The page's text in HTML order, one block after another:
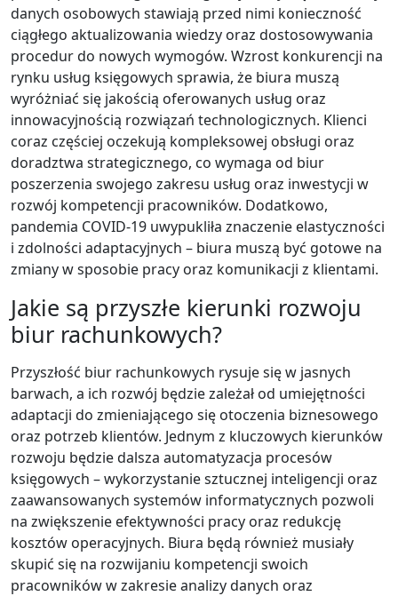
danych osobowych stawiają przed nimi konieczność
ciągłego aktualizowania wiedzy oraz dostosowywania
procedur do nowych wymogów. Wzrost konkurencji na
rynku usług księgowych sprawia, że biura muszą
wyróżniać się jakością oferowanych usług oraz
innowacyjnością rozwiązań technologicznych. Klienci
coraz częściej oczekują kompleksowej obsługi oraz
doradztwa strategicznego, co wymaga od biur
poszerzenia swojego zakresu usług oraz inwestycji w
rozwój kompetencji pracowników. Dodatkowo,
pandemia COVID-19 uwypukliła znaczenie elastyczności
i zdolności adaptacyjnych – biura muszą być gotowe na
zmiany w sposobie pracy oraz komunikacji z klientami.
Jakie są przyszłe kierunki rozwoju
biur rachunkowych?
Przyszłość biur rachunkowych rysuje się w jasnych
barwach, a ich rozwój będzie zależał od umiejętności
adaptacji do zmieniającego się otoczenia biznesowego
oraz potrzeb klientów. Jednym z kluczowych kierunków
rozwoju będzie dalsza automatyzacja procesów
księgowych – wykorzystanie sztucznej inteligencji oraz
zaawansowanych systemów informatycznych pozwoli
na zwiększenie efektywności pracy oraz redukcję
kosztów operacyjnych. Biura będą również musiały
skupić się na rozwijaniu kompetencji swoich
pracowników w zakresie analizy danych oraz